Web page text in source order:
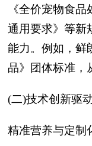
《全价宠物食
通用要求》等新
能力。例如，鲜
品》团体标准，
(二)技术创新驱
精准营养与定制